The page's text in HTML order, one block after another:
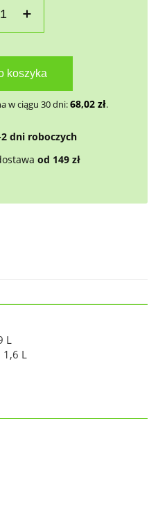
koszyka
w ciągu 30 dni:68,02 zł.
2 dni roboczych
od 149 zł
L
L